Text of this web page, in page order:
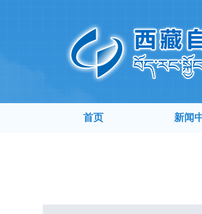
首页 新闻